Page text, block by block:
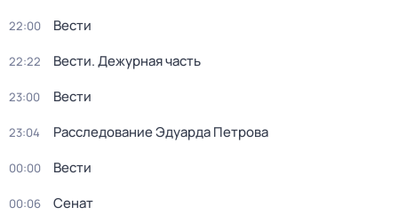
22:00 Вести
22:22 Вести. Дежурная часть
23:00 Вести
23:04 Расследование Эдуарда Петрова
00:00 Вести
00:06 Сенат